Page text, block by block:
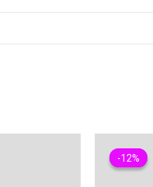
-12%
-12%